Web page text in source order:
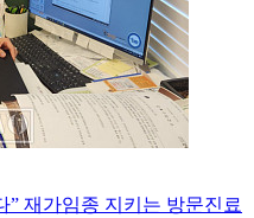
” 재가임종 지키는 방문진료